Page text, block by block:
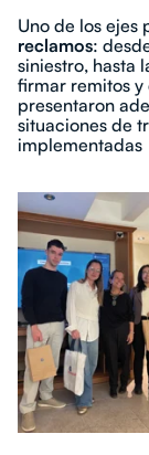
Uno de los ejes
reclamos:
siniestro, hasta
firmar remitos y
presentaron
situaciones de
implementadas